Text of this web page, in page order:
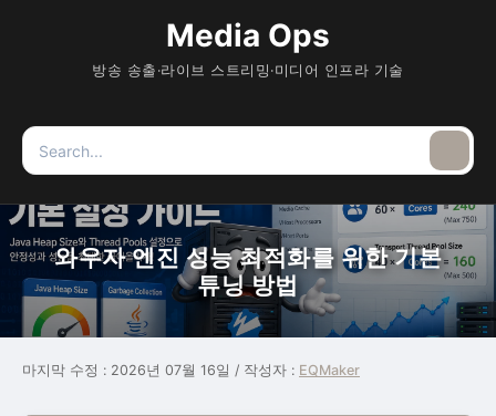
Media Ops
방송 송출·라이브 스트리밍·미디어 인프라 기술
Search
for:
와우자 엔진 성능 최적화를 위한 기본
튜닝 방법
마지막 수정 : 2026년 07월 16일 / 작성자 : EQMaker